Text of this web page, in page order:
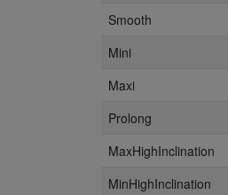
Smooth
Mini
Maxi
Prolong
MaxHighInclination
MinHighInclination